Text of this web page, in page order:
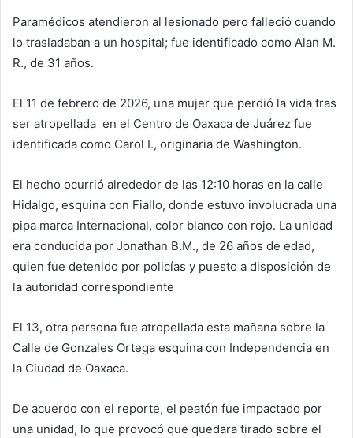
Paramédicos atendieron al lesionado pero falleció cuando
lo trasladaban a un hospital; fue identificado como Alan M.
R., de 31 años.
El 11 de febrero de 2026, una mujer que perdió la vida tras
ser atropellada en el Centro de Oaxaca de Juárez fue
identificada como Carol I., originaria de Washington.
El hecho ocurrió alrededor de las 12:10 horas en la calle
Hidalgo, esquina con Fiallo, donde estuvo involucrada una
pipa marca Internacional, color blanco con rojo. La unidad
era conducida por Jonathan B.M., de 26 años de edad,
quien fue detenido por policías y puesto a disposición de
la autoridad correspondiente
El 13, otra persona fue atropellada esta mañana sobre la
Calle de Gonzales Ortega esquina con Independencia en
la Ciudad de Oaxaca.
De acuerdo con el reporte, el peatón fue impactado por
una unidad, lo que provocó que quedara tirado sobre el